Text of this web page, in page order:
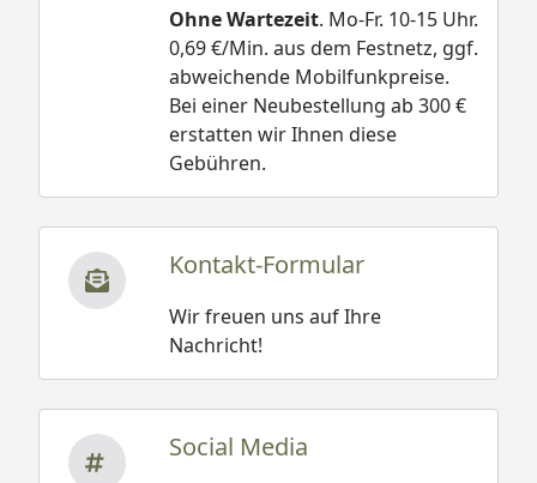
Ohne Wartezeit. Mo-Fr. 10-15 Uhr.
0,69 €/Min. aus dem Festnetz, ggf.
abweichende Mobilfunkpreise.
Bei einer Neubestellung ab 300 €
erstatten wir Ihnen diese
Gebühren.
Kontakt-Formular
Wir freuen uns auf Ihre
Nachricht!
Social Media